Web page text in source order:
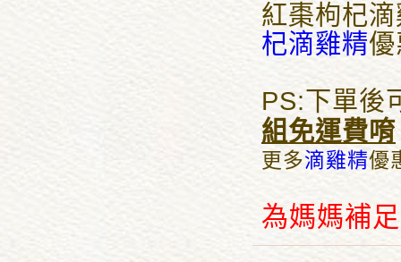
紅棗枸杞
杞滴雞精
PS:下單後
組免運費唷
更多滴雞精優
為媽媽補